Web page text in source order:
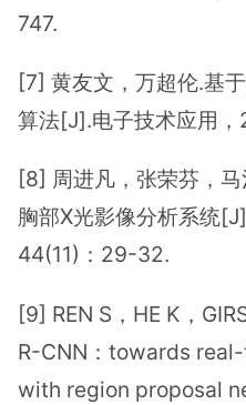
747.
[7] 黄友文，万超伦.基
算法[J].电子技术应用
[8] 周进凡，张荣芬，
胸部X光影像分析系统
44(11)：29-32.
[9] REN S，HE K，
R-CNN：towards
with region proposal